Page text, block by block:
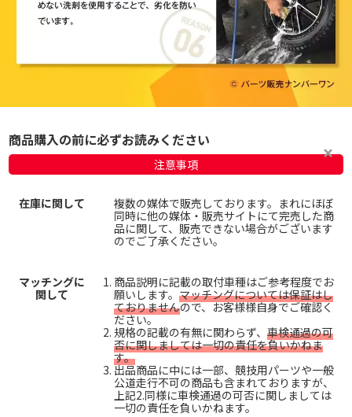
商品購入の前に必ずお読みください
注意事項
在庫に関して
複数の媒体で販売しております。まれにほぼ
同時に他の媒体・販売サイトにて完売した商
品に関して、販売できない場合がございます
のでご了承ください。
マッチングに
関して
商品説明に記載の取付車種はご参考程度でお
願いします。 マッチングについては保証はし
ておりませんので、お客様様自身でご確認く
ださい。
規格の記載の有無に関わらず、 車検通過の可
否に関しましては一切の責任を負いかねま
す。
出品商品に中には一部、競技用パーツや一般
公道走行不可の商品も含まれておりますが、
上記2.同様に車検通過の可否に関しましては
一切の責任を負いかねます。